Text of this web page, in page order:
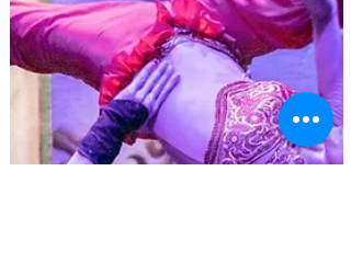
parceria: uma campanha de aniversário com
descontos de até 70% para quem deseja dar mais
visibilidade à sua marca. Alguns valores: .
Impresso: 1/4 de página de R$ 790 por 316 .
Digital: Stories de R$ 305 por R$ 213 . Rep